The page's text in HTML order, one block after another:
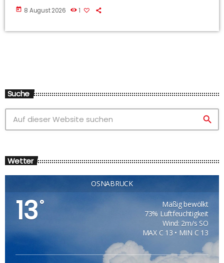
today 8 August 2026 1
Suche
search
Wetter
OSNABRÜCK
13°
Mäßig bewölkt
73% Luftfeuchtigkeit
Wind: 2m/s SO
MAX C 13 • MIN C 13